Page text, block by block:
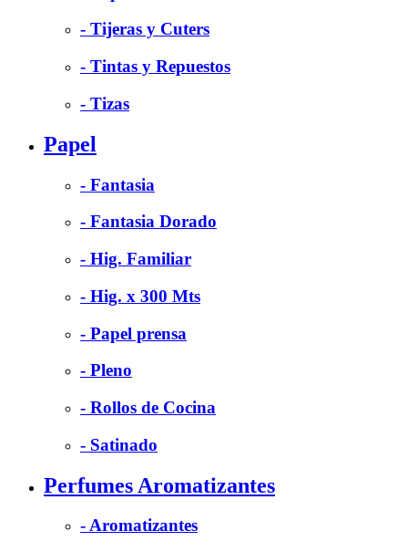
- Tijeras y Cuters
- Tintas y Repuestos
- Tizas
Papel
- Fantasia
- Fantasia Dorado
- Hig. Familiar
- Hig. x 300 Mts
- Papel prensa
- Pleno
- Rollos de Cocina
- Satinado
Perfumes Aromatizantes
- Aromatizantes